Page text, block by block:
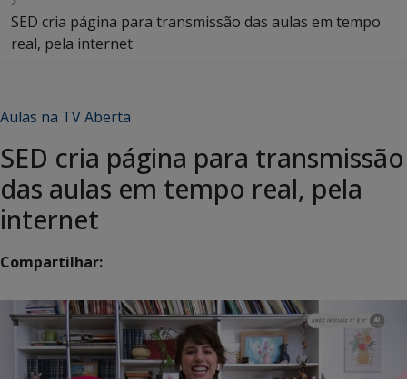
SED cria página para transmissão das aulas em tempo
real, pela internet
Aulas na TV Aberta
SED cria página para transmissão
das aulas em tempo real, pela
internet
Compartilhar: